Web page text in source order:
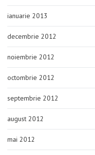
ianuarie 2013
decembrie 2012
noiembrie 2012
octombrie 2012
septembrie 2012
august 2012
mai 2012